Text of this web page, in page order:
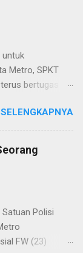
untuk
Metro, SPKT
bertugas
SKCK dan
secara terpadu
01/2025) Dalam
SPKT
mengatakan
berusaha
kepada
Polisi
FW (23)